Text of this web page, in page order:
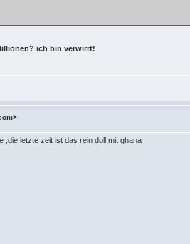
ich bin verwirrt!
,die letzte zeit ist das rein doll mit ghana